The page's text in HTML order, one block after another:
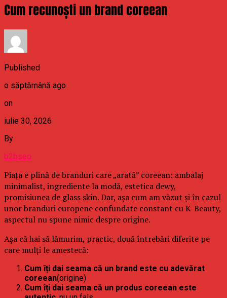
Cum recunoști un brand coreean
Published
o săptămână ago
on
iulie 30, 2026
By
b2bseo
Piața e plină de branduri care „arată” coreean: ambalaj
minimalist, ingrediente la modă, estetica dewy,
promisiunea de glass skin. Dar, așa cum am văzut și în cazul
unor branduri europene confundate constant cu K-Beauty,
aspectul nu spune nimic despre origine.
Așa că hai să lămurim, practic, două întrebări diferite pe
care mulți le amestecă:
Cum îți dai seama că un brand este cu adevărat
coreean(origine)
Cum îți dai seama că un produs coreean este